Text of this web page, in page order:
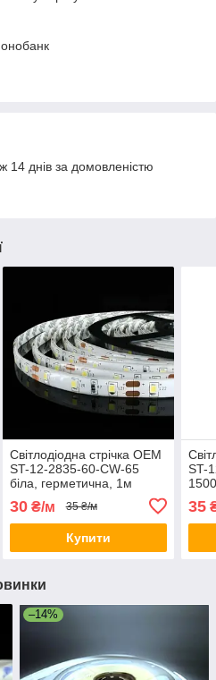
14 днів за домовленістю
Світлодіодна стрічка OEM
ST-12-2835-60-CW-65
біла, герметична, 1м
30₴/м 35 ₴/м
Купити
ST-
35
–14%